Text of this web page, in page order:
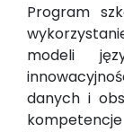
Program
modeli
danych i